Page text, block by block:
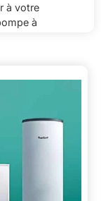
à votre
à
grâce à
permet
par la